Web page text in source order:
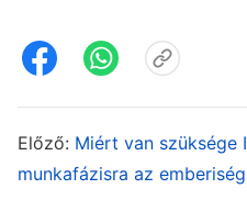
háza népén
(1Péter 4:17)
megjövendölte, hogy
ítélet munkáját az
mondta: „Ha valaki
nem tartja meg azokat,
Előző: Miért van szüksége
munkafázisra az